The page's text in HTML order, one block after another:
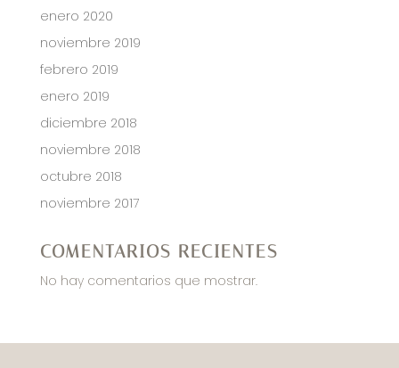
enero 2020
noviembre 2019
febrero 2019
enero 2019
diciembre 2018
noviembre 2018
octubre 2018
noviembre 2017
COMENTARIOS RECIENTES
No hay comentarios que mostrar.